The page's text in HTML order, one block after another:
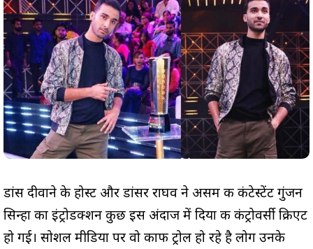
डांस दीवाने के होस्ट और डांसर राघव ने असम की कंटेस्टेंट गुंजन
सिन्हा का इंट्रोडक्शन कुछ इस अंदाज में दिया की कंट्रोवर्सी क्रिएट
हो गई। सोशल मीडिया पर वो काफी ट्रोल हो रहे है लोग उनके